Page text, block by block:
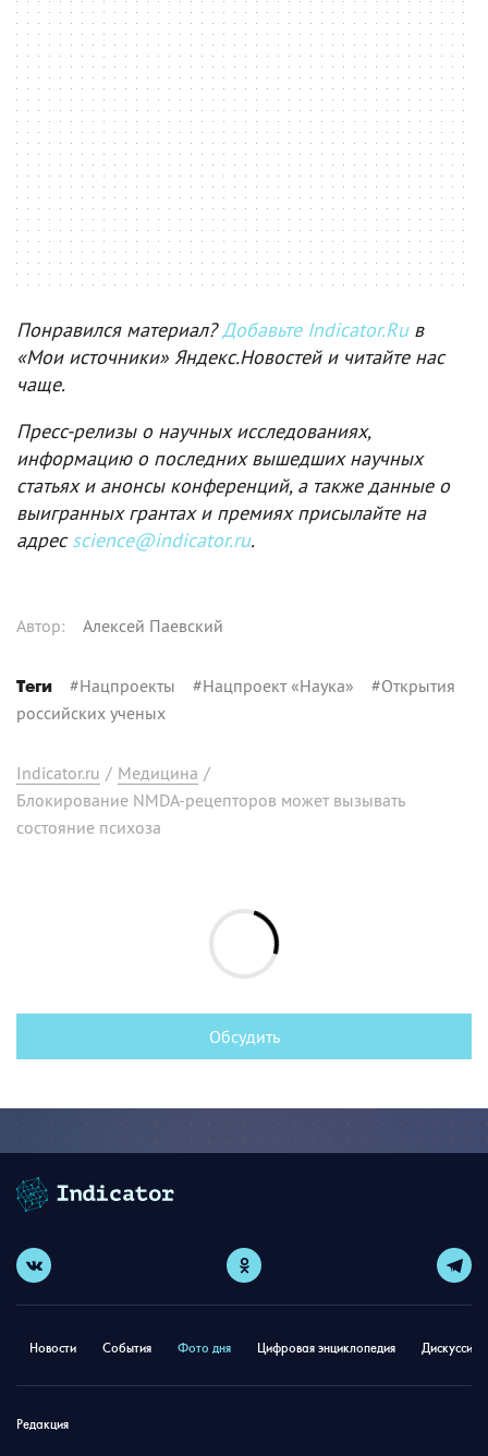
Понравился материал?Добавьте Indicator.Ruв
«Мои источники» Яндекс.Новостей и читайте нас
чаще.
Пресс-релизы о научных исследованиях,
информацию о последних вышедших научных
статьях и анонсы конференций, а также данные о
выигранных грантах и премиях присылайте на
адресscience@indicator.ru.
Автор: Алексей Паевский
Теги #Нацпроекты #Нацпроект «Наука» #Открытия
российских ученых
Indicator.ru / Медицина /
Блокирование NMDA-рецепторов может вызывать
состояние психоза
Обсудить
Новости События Фото дня Цифровая энциклопедия
Редакция